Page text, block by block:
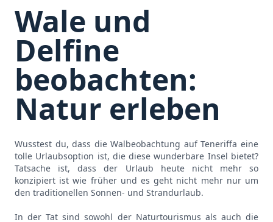
Wale und
Delfine
beobachten:
Natur erleben
Wusstest du, dass die Walbeobachtung auf Teneriffa eine
tolle Urlaubsoption ist, die diese wunderbare Insel bietet?
Tatsache ist, dass der Urlaub heute nicht mehr so
konzipiert ist wie früher und es geht nicht mehr nur um
den traditionellen Sonnen- und Strandurlaub.
In der Tat sind sowohl der Naturtourismus als auch die